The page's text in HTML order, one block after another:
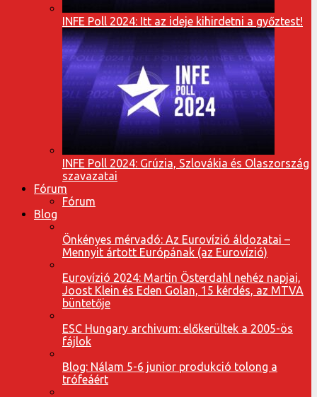
INFE Poll 2024: Itt az ideje kihirdetni a győztest!
INFE Poll 2024: Grúzia, Szlovákia és Olaszország
szavazatai
Fórum
Fórum
Blog
Önkényes mérvadó: Az Eurovízió áldozatai –
Mennyit ártott Európának (az Eurovízió)
Eurovízió 2024: Martin Österdahl nehéz napjai,
Joost Klein és Eden Golan, 15 kérdés, az MTVA
büntetője
ESC Hungary archivum: előkerültek a 2005-ös
fájlok
Blog: Nálam 5-6 junior produkció tolong a
trófeáért